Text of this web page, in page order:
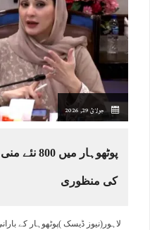
جولائ 29, 2026
پوٹھوہار میں
کی منظوری
لاہور(نیوز ڈیسک )پوٹھوہار کے